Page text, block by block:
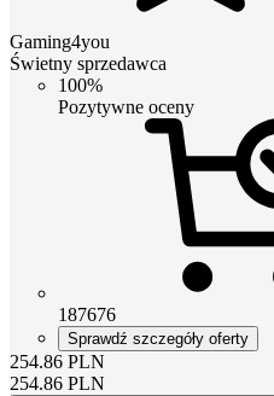
Gaming4you
Świetny sprzedawca
100%
Pozytywne oceny
187676
Sprawdź szczegóły oferty
254.86 PLN
254.86 PLN